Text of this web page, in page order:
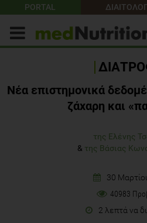
PORTAL
Νέα επιστημονικά
ζάχαρη και
της Ελένης
& της Βάσιας
30
40983
2 λεπτά να